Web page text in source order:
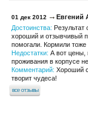
01 дек 2012
Евгений
Достоинства:
хороший и отзывчивый
помогали. Кормили тоже
Недостатки: А вот цены,
проживания в корпусе
Комментарий: Хороший
творит чудеса!
все отзывы